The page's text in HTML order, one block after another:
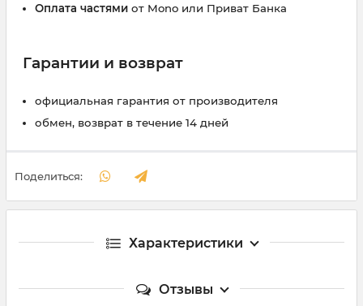
Оплата частями от Mono или Приват Банка
Гарантии и возврат
официальная гарантия от производителя
обмен, возврат в течение 14 дней
Поделиться:
Характеристики
Отзывы